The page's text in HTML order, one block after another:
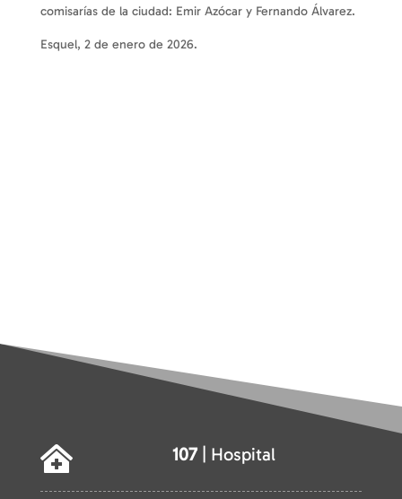
comisarías de la ciudad: Emir Azócar y Fernando Álvarez.
Esquel, 2 de enero de 2026.
 107| Hospital